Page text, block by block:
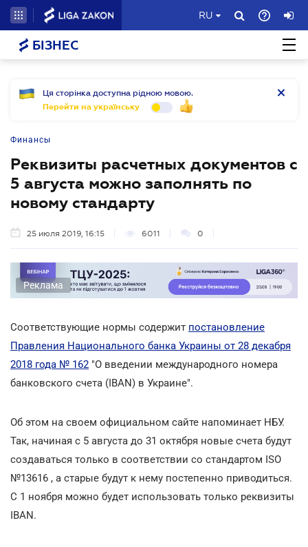
RU
БІЗНЕС
Ця сторінка доступна рідною мовою.
Перейти на українську
Финансы
Реквизиты расчетных документов с
5 августа можно заполнять по
новому стандарту
25 июля 2019, 16:15 6011 0
Реклама
Соответствующие нормы содержит постановление
Правления Национального банка Украины от 28 декабря
2018 года № 162 "О введении международного номера
банковского счета (IBAN) в Украине".
Об этом на своем официальном сайте напоминает НБУ.
Так, начиная с 5 августа до 31 октября новые счета будут
создаваться только в соответствии со стандартом ISO
№13616 , а старые будут к нему постепенно приводиться.
С 1 ноября можно будет использовать только реквизиты
IBAN.